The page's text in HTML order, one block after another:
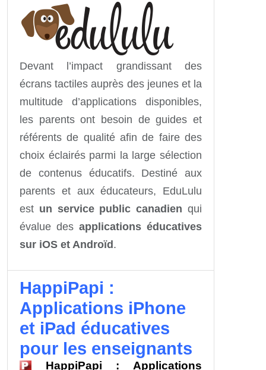
Devant l’impact grandissant des
écrans tactiles auprès des jeunes et la
multitude d’applications disponibles,
les parents ont besoin de guides et
référents de qualité afin de faire des
choix éclairés parmi la large sélection
de contenus éducatifs. Destiné aux
parents et aux éducateurs, EduLulu
est un service public canadien qui
évalue des applications éducatives
sur iOS et Androïd .
HappiPapi :
Applications iPhone
et iPad éducatives
pour les enseignants
HappiPapi : Applications